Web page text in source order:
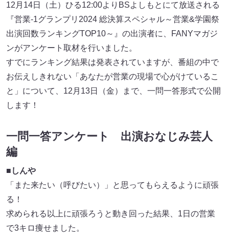
12月14日（土）ひる12:00よりBSよしもとにて放送される
『営業-1グランプリ2024 総決算スペシャル～営業&学園祭
出演回数ランキングTOP10～』の出演者に、FANYマガジ
ンがアンケート取材を行いました。
すでにランキング結果は発表されていますが、番組の中で
お伝えしきれない「あなたが営業の現場で心がけているこ
と」について、12月13日（金）まで、一問一答形式で公開
します！
一問一答アンケート 出演おなじみ芸人
編
■しんや
「また来たい（呼びたい）」と思ってもらえるように頑張
る！
求められる以上に頑張ろうと動き回った結果、1日の営業
で3キロ痩せました。